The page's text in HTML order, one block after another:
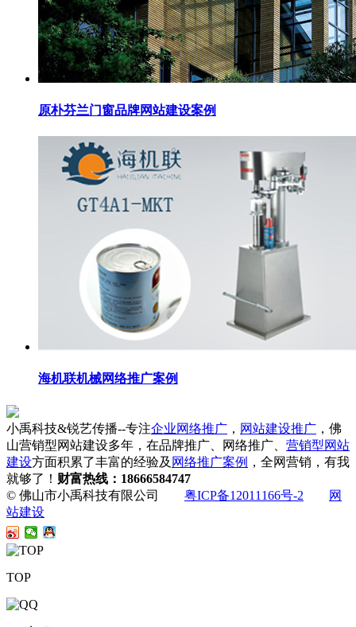
原朴芬兰门窗品牌网站建设案例
海机联机械网络推广案例
小禹科技&锐艺传播--专注企业网络推广 ， 网站建设推广 ，佛
山营销型网站建设多年，在品牌推广、网络推广、 营销型网站
建设方面积累了丰富的经验及 网络推广案例 ，全网营销，有我
就够了！ 财富热线：18666584747
© 佛山市小禹科技有限公司 粤ICP备12011166号-2
网
站建设
TOP